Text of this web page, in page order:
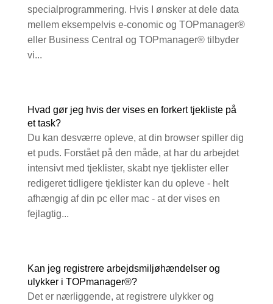
specialprogrammering. Hvis I ønsker at dele data
mellem eksempelvis e-conomic og TOPmanager®
eller Business Central og TOPmanager® tilbyder
vi...
Hvad gør jeg hvis der vises en forkert tjekliste på
et task?
Du kan desværre opleve, at din browser spiller dig
et puds. Forstået på den måde, at har du arbejdet
intensivt med tjeklister, skabt nye tjeklister eller
redigeret tidligere tjeklister kan du opleve - helt
afhængig af din pc eller mac - at der vises en
fejlagtig...
Kan jeg registrere arbejdsmiljøhændelser og
ulykker i TOPmanager®?
Det er nærliggende, at registrere ulykker og